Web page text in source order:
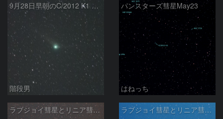
9月28日早朝のC/2012 K1 PanSTARRS
階段男
パンスターズ彗星May23
はねっち
ラブジョイ彗星とリニア彗星とバーナード星 ラブジョイ彗星とリニア彗星Jan24